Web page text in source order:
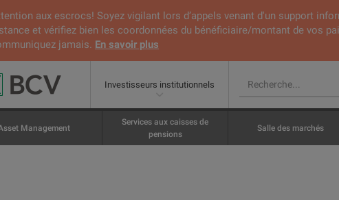
aux escrocs! Soyez vigilant lors d’appels venant d'un support
et vérifiez bien les coordonnées du bénéficiaire/montant de vos
jamais. En savoir plus
Investisseurs institutionnels
Management
Services aux caisses de
pensions
Salle des marchés